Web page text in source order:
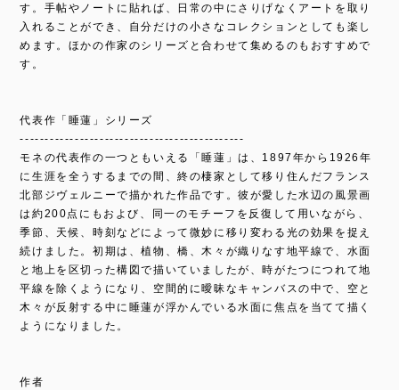
す。手帖やノートに貼れば、日常の中にさりげなくアートを取り
入れることができ、自分だけの小さなコレクションとしても楽し
めます。ほかの作家のシリーズと合わせて集めるのもおすすめで
す。
代表作「睡蓮」シリーズ
---------------------------------------------
モネの代表作の一つともいえる「睡蓮」は、1897年から1926年
に生涯を全うするまでの間、終の棲家として移り住んだフランス
北部ジヴェルニーで描かれた作品です。彼が愛した水辺の風景画
は約200点にもおよび、同一のモチーフを反復して用いながら、
季節、天候、時刻などによって微妙に移り変わる光の効果を捉え
続けました。初期は、植物、橋、木々が織りなす地平線で、水面
と地上を区切った構図で描いていましたが、時がたつにつれて地
平線を除くようになり、空間的に曖昧なキャンバスの中で、空と
木々が反射する中に睡蓮が浮かんでいる水面に焦点を当てて描く
ようになりました。
作者